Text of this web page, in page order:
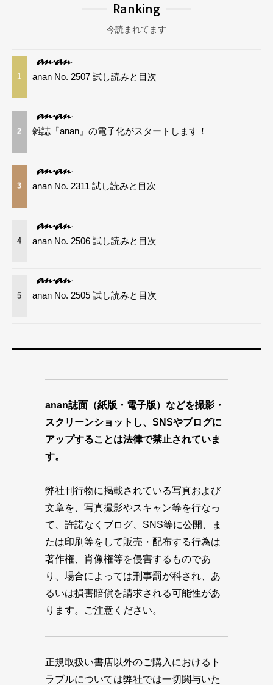
Ranking
今読まれてます
1 anan No. 2507 試し読みと目次
2 雑誌『anan』の電子化がスタートします！
3 anan No. 2311 試し読みと目次
4 anan No. 2506 試し読みと目次
5 anan No. 2505 試し読みと目次
anan誌面（紙版・電子版）などを撮影・
スクリーンショットし、SNSやブログに
アップすることは法律で禁止されていま
す。
弊社刊行物に掲載されている写真および
文章を、写真撮影やスキャン等を行なっ
て、許諾なくブログ、SNS等に公開、ま
たは印刷等をして販売・配布する行為は
著作権、肖像権等を侵害するものであ
り、場合によっては刑事罰が科され、あ
るいは損害賠償を請求される可能性があ
ります。ご注意ください。
正規取扱い書店以外のご購入におけるト
ラブルについては弊社では一切関与いた